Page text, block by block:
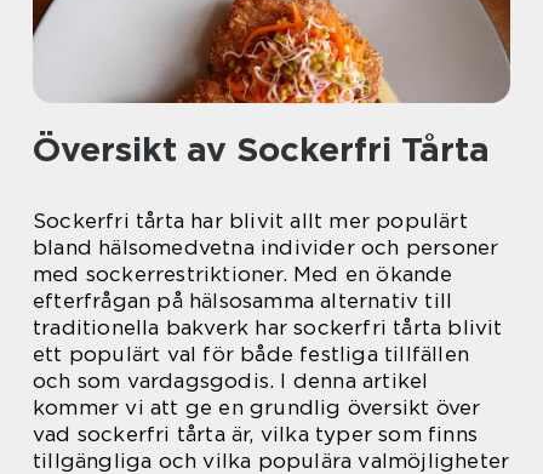
Översikt av Sockerfri Tårta
Sockerfri tårta har blivit allt mer populärt
bland hälsomedvetna individer och personer
med sockerrestriktioner. Med en ökande
efterfrågan på hälsosamma alternativ till
traditionella bakverk har sockerfri tårta blivit
ett populärt val för både festliga tillfällen
och som vardagsgodis. I denna artikel
kommer vi att ge en grundlig översikt över
vad sockerfri tårta är, vilka typer som finns
tillgängliga och vilka populära valmöjligheter